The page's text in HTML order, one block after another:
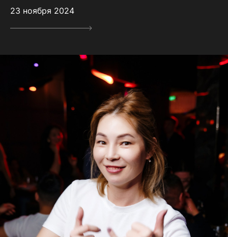
23 ноября 2024